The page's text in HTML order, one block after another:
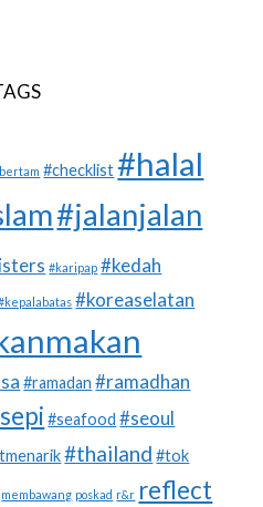
#checklist #halal
#jalanjalan
#karipap #kedah
#koreaselatan
#ramadan #ramadhan
#seafood #seoul
#thailand #tok
membawang poskad r&r reflect